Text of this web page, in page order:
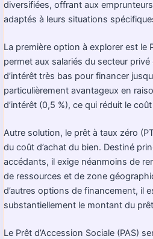
diversifiées, offrant aux
adaptés à leurs situations
La première option à explorer est le
permet aux salariés du secteur privé
d’intérêt très bas pour financer
particulièrement avantageux en
d’intérêt (0,5 %), ce qui réduit le
Autre solution, le prêt à taux zéro
du coût d’achat du bien. Destiné
accédants, il exige néanmoins de
de ressources et de zone
d’autres options de financement, il
substantiellement le montant du
Le Prêt d’Accession Sociale (PAS)